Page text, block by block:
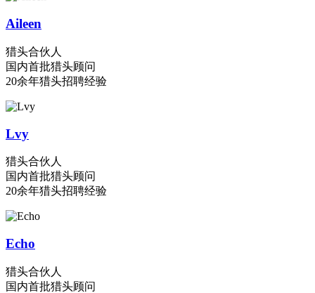
Aileen
猎头合伙人
国内首批猎头顾问
20余年猎头招聘经验
Lvy
猎头合伙人
国内首批猎头顾问
20余年猎头招聘经验
Echo
猎头合伙人
国内首批猎头顾问